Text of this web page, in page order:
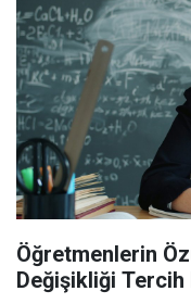
Öğretmenlerin
Değişikliği Tercih